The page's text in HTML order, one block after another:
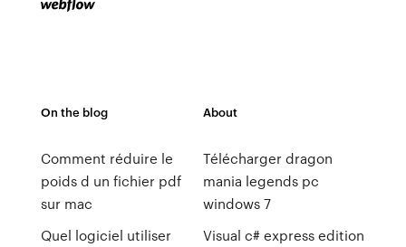
On the blog
Comment réduire le
poids d un fichier pdf
sur mac
Quel logiciel utiliser
About
Télécharger dragon
mania legends pc
windows 7
Visual c# express edition